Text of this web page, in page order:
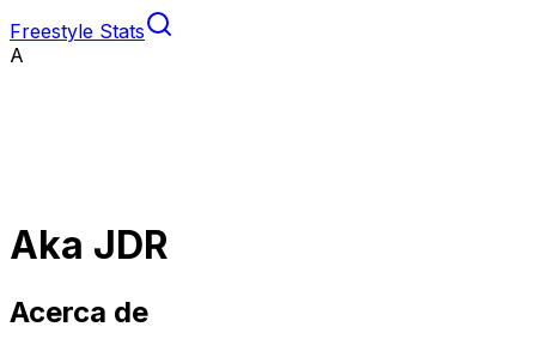
Freestyle Stats
A
Aka JDR
Acerca de